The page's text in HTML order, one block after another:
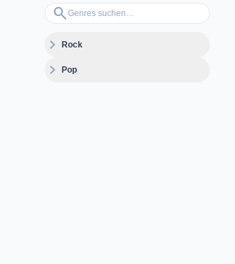
search
Genres suchen…
expand_moreRock
expand_morePop